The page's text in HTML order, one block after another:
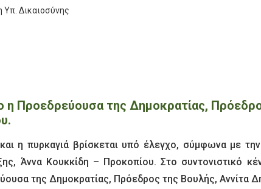
η Προεδρεύουσα της Δημοκρατίας,
η πυρκαγιά βρίσκεται υπό έλεγχο, σύμφωνα με
Άννα Κουκκίδη – Προκοπίου. Στο συντονιστικό
της Δημοκρατίας, Πρόεδρος της Βουλής, Αννίτα